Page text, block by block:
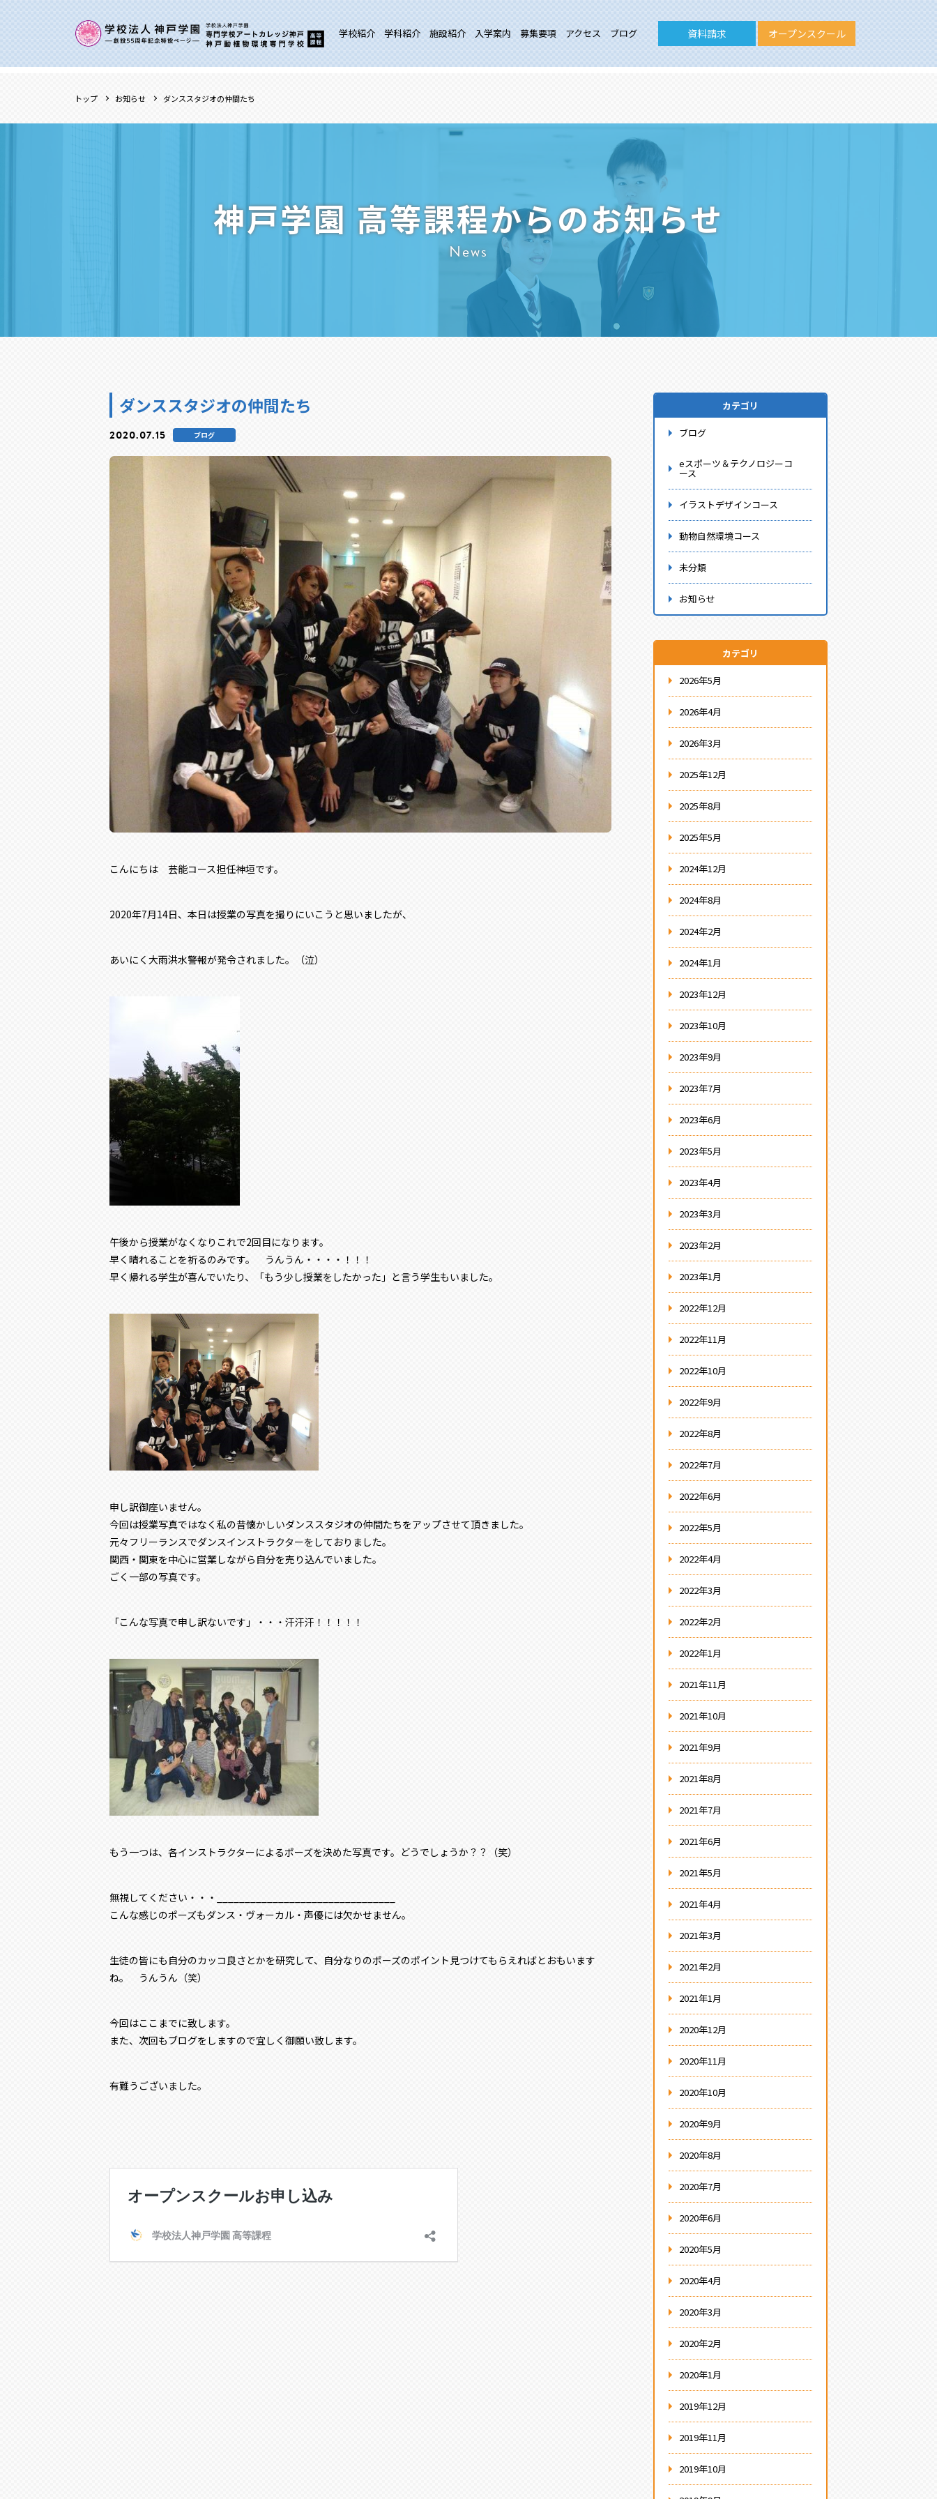
学校紹介 学科紹介 施設紹介 入学案内 募集要項 アクセス ブログ 資料請求 オープンスクール
トップ お知らせ ダンススタジオの仲間たち
神戸学園 高等課程からのお知らせ
News
ダンススタジオの仲間たち
2020.07.15 ブログ
こんにちは 芸能コース担任神垣です。
2020年7月14日、本日は授業の写真を撮りにいこうと思いましたが、
あいにく大雨洪水警報が発令されました。（泣）
午後から授業がなくなりこれで2回目になります。
早く晴れることを祈るのみです。 うんうん・・・・！！！
早く帰れる学生が喜んでいたり、「もう少し授業をしたかった」と言う学生もいました。
申し訳御座いません。
今回は授業写真ではなく私の昔懐かしいダンススタジオの仲間たちをアップさせて頂きました。
元々フリーランスでダンスインストラクターをしておりました。
関西・関東を中心に営業しながら自分を売り込んでいました。
ごく一部の写真です。
「こんな写真で申し訳ないです」・・・汗汗汗！！！！！
もう一つは、各インストラクターによるポーズを決めた写真です。どうでしょうか？？（笑）
無視してください・・・________________________________
こんな感じのポーズもダンス・ヴォーカル・声優には欠かせません。
生徒の皆にも自分のカッコ良さとかを研究して、自分なりのポーズのポイント見つけてもらえればとおもいます
ね。 うんうん（笑）
今回はここまでに致します。
また、次回もブログをしますので宜しく御願い致します。
有難うございました。
カテゴリ
ブログ
eスポーツ＆テクノロジーコ
ース
イラストデザインコース
動物自然環境コース
未分類
お知らせ
カテゴリ
2026年5月
2026年4月
2026年3月
2025年12月
2025年8月
2025年5月
2024年12月
2024年8月
2024年2月
2024年1月
2023年12月
2023年10月
2023年9月
2023年7月
2023年6月
2023年5月
2023年4月
2023年3月
2023年2月
2023年1月
2022年12月
2022年11月
2022年10月
2022年9月
2022年8月
2022年7月
2022年6月
2022年5月
2022年4月
2022年3月
2022年2月
2022年1月
2021年11月
2021年10月
2021年9月
2021年8月
2021年7月
2021年6月
2021年5月
2021年4月
2021年3月
2021年2月
2021年1月
2020年12月
2020年11月
2020年10月
2020年9月
2020年8月
2020年7月
2020年6月
2020年5月
2020年4月
2020年3月
2020年2月
2020年1月
2019年12月
2019年11月
2019年10月